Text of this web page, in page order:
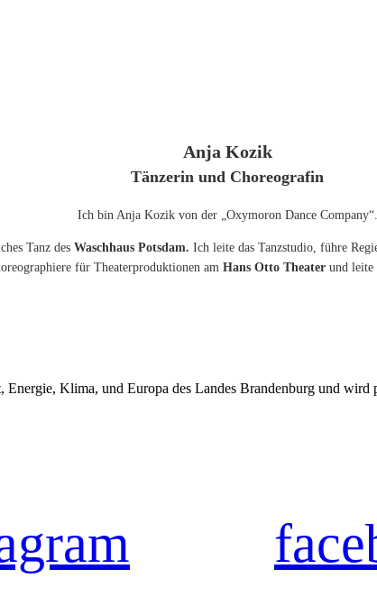
Anja Kozik
Tänzerin und Choreografin
Ich bin Anja Kozik von der „Oxymoron Dance Company“.
Tanz des Waschhaus Potsdam. Ich leite das Tanzstudio, führe
für Theaterproduktionen am Hans Otto Theater und leite
Energie, Klima, und Europa des Landes Brandenburg und